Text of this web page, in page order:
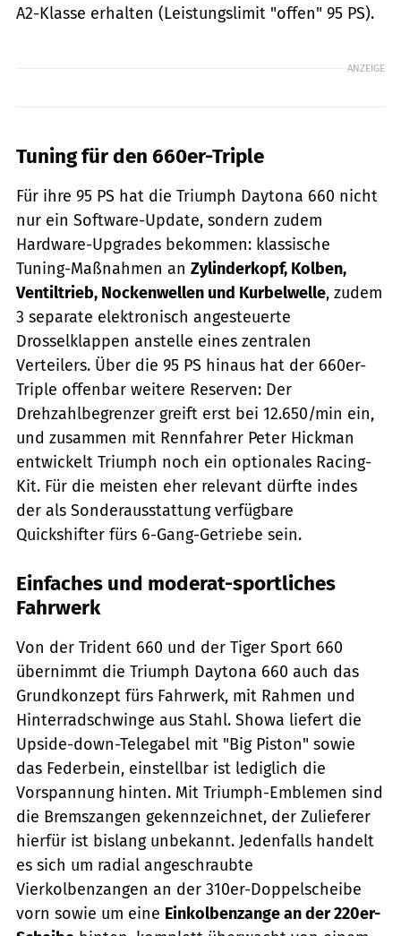
A2-Klasse erhalten (Leistungslimit "offen" 95 PS).
ANZEIGE
Tuning für den 660er-Triple
Für ihre 95 PS hat die Triumph Daytona 660 nicht
nur ein Software-Update, sondern zudem
Hardware-Upgrades bekommen: klassische
Tuning-Maßnahmen an Zylinderkopf, Kolben,
Ventiltrieb, Nockenwellen und Kurbelwelle, zudem
3 separate elektronisch angesteuerte
Drosselklappen anstelle eines zentralen
Verteilers. Über die 95 PS hinaus hat der 660er-
Triple offenbar weitere Reserven: Der
Drehzahlbegrenzer greift erst bei 12.650/min ein,
und zusammen mit Rennfahrer Peter Hickman
entwickelt Triumph noch ein optionales Racing-
Kit. Für die meisten eher relevant dürfte indes
der als Sonderausstattung verfügbare
Quickshifter fürs 6-Gang-Getriebe sein.
Einfaches und moderat-sportliches
Fahrwerk
Von der Trident 660 und der Tiger Sport 660
übernimmt die Triumph Daytona 660 auch das
Grundkonzept fürs Fahrwerk, mit Rahmen und
Hinterradschwinge aus Stahl. Showa liefert die
Upside-down-Telegabel mit "Big Piston" sowie
das Federbein, einstellbar ist lediglich die
Vorspannung hinten. Mit Triumph-Emblemen sind
die Bremszangen gekennzeichnet, der Zulieferer
hierfür ist bislang unbekannt. Jedenfalls handelt
es sich um radial angeschraubte
Vierkolbenzangen an der 310er-Doppelscheibe
vorn sowie um eine Einkolbenzange an der 220er-